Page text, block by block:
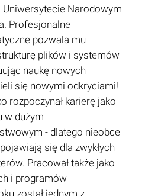
Narodowym
Profesjonalne
pozwala mu
plików i systemów
naukę nowych
się nowymi odkryciami!
rozpoczynał karierę jako
w dużym
- dlatego nieobce
się dla zwykłych
Pracował także jako
i programów
został jednym z